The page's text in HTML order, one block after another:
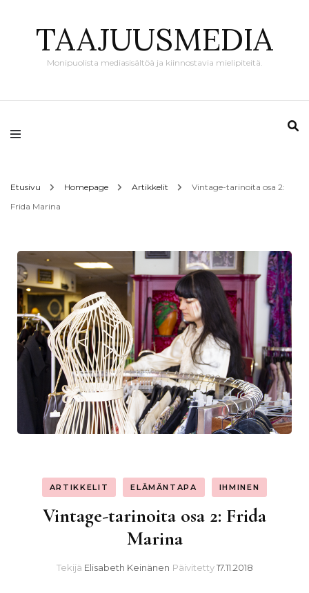
TAAJUUSMEDIA
Monipuolista mediasisältöä ja kiinnostavia mielipiteitä.
Etusivu Homepage Artikkelit
Vintage-tarinoita osa 2:
Frida Marina
ARTIKKELIT ELÄMÄNTAPA IHMINEN
Vintage-tarinoita osa 2: Frida
Marina
Tekijä Elisabeth Keinänen Päivitetty17.11.2018